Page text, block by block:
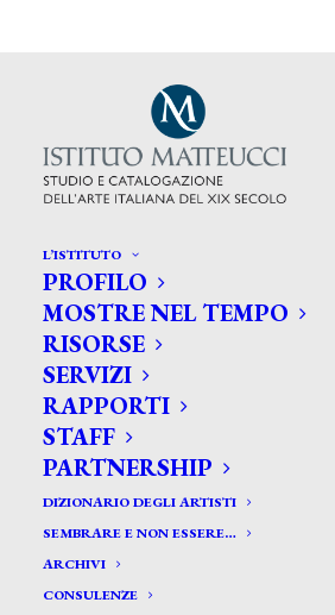
L’ISTITUTO
PROFILO
MOSTRE NEL TEMPO
RISORSE
SERVIZI
RAPPORTI
STAFF
PARTNERSHIP
DIZIONARIO DEGLI ARTISTI
SEMBRARE E NON ESSERE…
ARCHIVI
CONSULENZE